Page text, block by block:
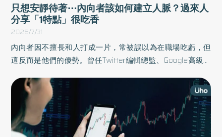
只想安靜待著⋯內向者該如何建立人脈？過來人
分享「1特點」很吃香
2026/7/31
內向者因不擅長和人打成一片，常被誤以為在職場吃虧，但
這反而是他們的優勢。曾任Twitter編輯總監、Google高級媒
向，越成功》一書中分享內向者的特質與好處，例如觀察力
敏銳、充滿好奇心等特質，都能成為最大優勢，打造具深度
的人際關係。以下為原書摘文：